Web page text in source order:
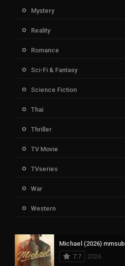
Mystery
Reality
Romance
Sci-Fi & Fantasy
Science Fiction
Thai
Thriller
TV Movie
TVseries
War
Western
Michael (2026) mmsub
7.7
2026